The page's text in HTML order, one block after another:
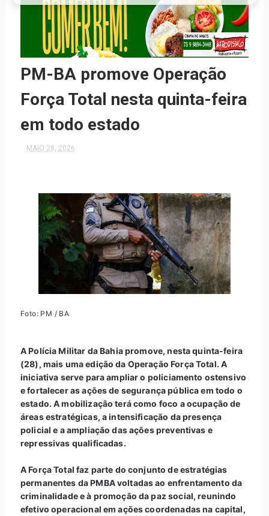
PM-BA promove Operação
Força Total nesta quinta-feira
em todo estado
MAIO 28, 2026
Foto: PM / BA
A Polícia Militar da Bahia promove, nesta quinta-feira
(28), mais uma edição da Operação Força Total. A
iniciativa serve para ampliar o policiamento ostensivo
e fortalecer as ações de segurança pública em todo o
estado. A mobilização terá como foco a ocupação de
áreas estratégicas, a intensificação da presença
policial e a ampliação das ações preventivas e
repressivas qualificadas.
A Força Total faz parte do conjunto de estratégias
permanentes da PMBA voltadas ao enfrentamento da
criminalidade e à promoção da paz social, reunindo
efetivo operacional em ações coordenadas na capital,